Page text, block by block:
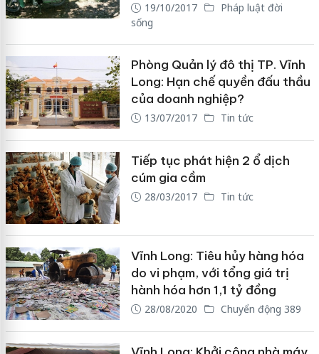
19/10/2017
Pháp luật đời
sống
Phòng Quản lý đô thị TP. Vĩnh
Long: Hạn chế quyền đấu thầu
của doanh nghiệp?
13/07/2017 Tin tức
Tiếp tục phát hiện 2 ổ dịch
cúm gia cầm
28/03/2017 Tin tức
Vĩnh Long: Tiêu hủy hàng hóa
do vi phạm, với tổng giá trị
hành hóa hơn 1,1 tỷ đồng
28/08/2020 Chuyển động 389